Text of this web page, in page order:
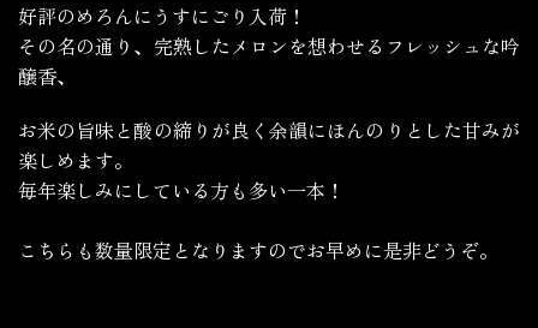
好評のめろんにうすにごり入荷！
その名の通り、完熟したメロンを想わせるフレッシュな吟
醸香、
お米の旨味と酸の締りが良く余韻にほんのりとした甘みが
楽しめます。
毎年楽しみにしている方も多い一本！
こちらも数量限定となりますのでお早めに是非どうぞ。